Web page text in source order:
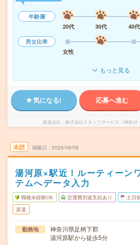
年齢層
20代
30代 40代
男女比率
女性
もっと見る
気になる! 応募へ進む
派遣会社 株式会社スタッフサービス（神奈川
未読 掲載日 2026/08/08
湯河原×駅近！ルーティーン
テムへデータ入力
職種未経験OK 交通費別途支給あり 土日
派遣
勤務地
神奈川県足柄下郡
湯河原駅から徒歩5分